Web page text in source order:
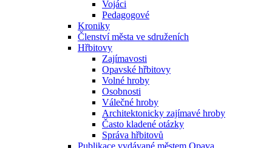
Vojáci
Pedagogové
Kroniky
Členství města ve sdruženích
Hřbitovy
Zajímavosti
Opavské hřbitovy
Volné hroby
Osobnosti
Válečné hroby
Architektonicky zajímavé hroby
Často kladené otázky
Správa hřbitovů